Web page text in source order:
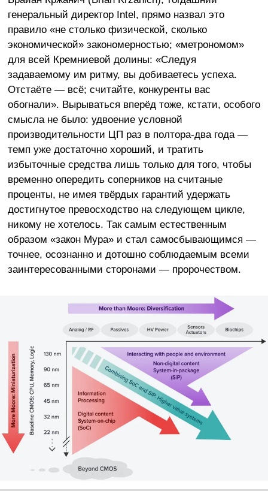
генеральный директор Intel, прямо назвал это
правило «не столько физической, сколько
экономической» закономерностью; «метрономом»
для всей Кремниевой долины: «Следуя
задаваемому им ритму, вы добиваетесь успеха.
Отстаёте — всё; считайте, конкуренты вас
обогнали». Вырываться вперёд тоже, кстати, особого
смысла не было: удвоение условной
производительности ЦП раз в полтора-два года —
темп уже достаточно хороший, и тратить
избыточные средства лишь только для того, чтобы
временно опередить соперников на считаные
проценты, не имея твёрдых гарантий удержать
достигнутое превосходство на следующем цикле,
никому не хотелось. Так самым естественным
образом «закон Мура» и стал самосбывающимся —
точнее, осознанно и дотошно соблюдаемым всеми
заинтересованными сторонами — пророчеством.